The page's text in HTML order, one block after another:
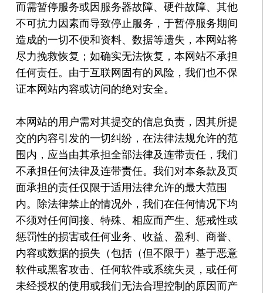
而需暂停服务或因服务器故障、硬件故障、其他
不可抗力因素而导致停止服务，于暂停服务期间
造成的一切不便和资料、数据等遗失，本网站将
尽力挽救恢复；如确实无法恢复，本网站不承担
任何责任。由于互联网固有的风险，我们也不保
证本网站内容或访问的绝对安全。
本网站的用户需对其提交的信息负责，因其所提
交的内容引发的一切纠纷，在法律法规允许的范
围内，应当由其承担全部法律及连带责任，我们
不承担任何法律及连带责任。我们对本条款及页
面承担的责任仅限于适用法律允许的最大范围
内。除法律禁止的情况外，我们在任何情况下均
不须对任何间接、特殊、相应而产生、惩戒性或
惩罚性的损害或任何业务、收益、盈利、商誉、
内容或数据的损失（包括（但不限于）基于恶意
软件或黑客攻击、任何软件或系统失灵，或任何
未经授权的使用或我们无法合理控制的原因而产